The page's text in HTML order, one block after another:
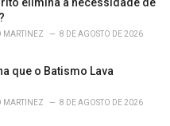
MARTINEZ 8 DE AGOSTO DE 2026
que o Batismo Lava
MARTINEZ 8 DE AGOSTO DE 2026